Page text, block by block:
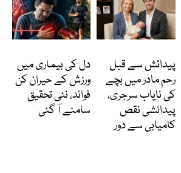
پیدائش سے قبل
رحم مادر میں بچے
کی نایاب سرجری،
پیدائشی نقص
کامیابی سے دور
دل کی بیماری میں
ورزش کے حیران کن
فوائد، نئی تحقیق
سامنے آ گئی